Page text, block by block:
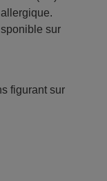
sur
figurant sur